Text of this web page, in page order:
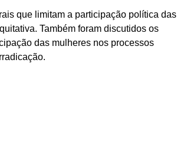
que limitam a participação política das
Também foram discutidos os
das mulheres nos processos